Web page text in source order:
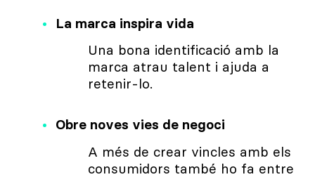
La marca inspira vida
Una bona identificació amb la
marca atrau talent i ajuda a
retenir-lo.
Obre noves vies de negoci
A més de crear vincles amb els
consumidors també ho fa entre